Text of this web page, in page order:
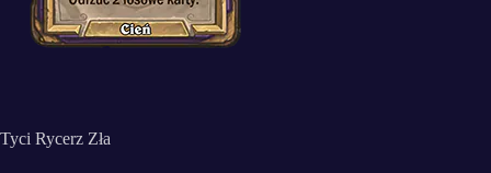
Tyci Rycerz Zła